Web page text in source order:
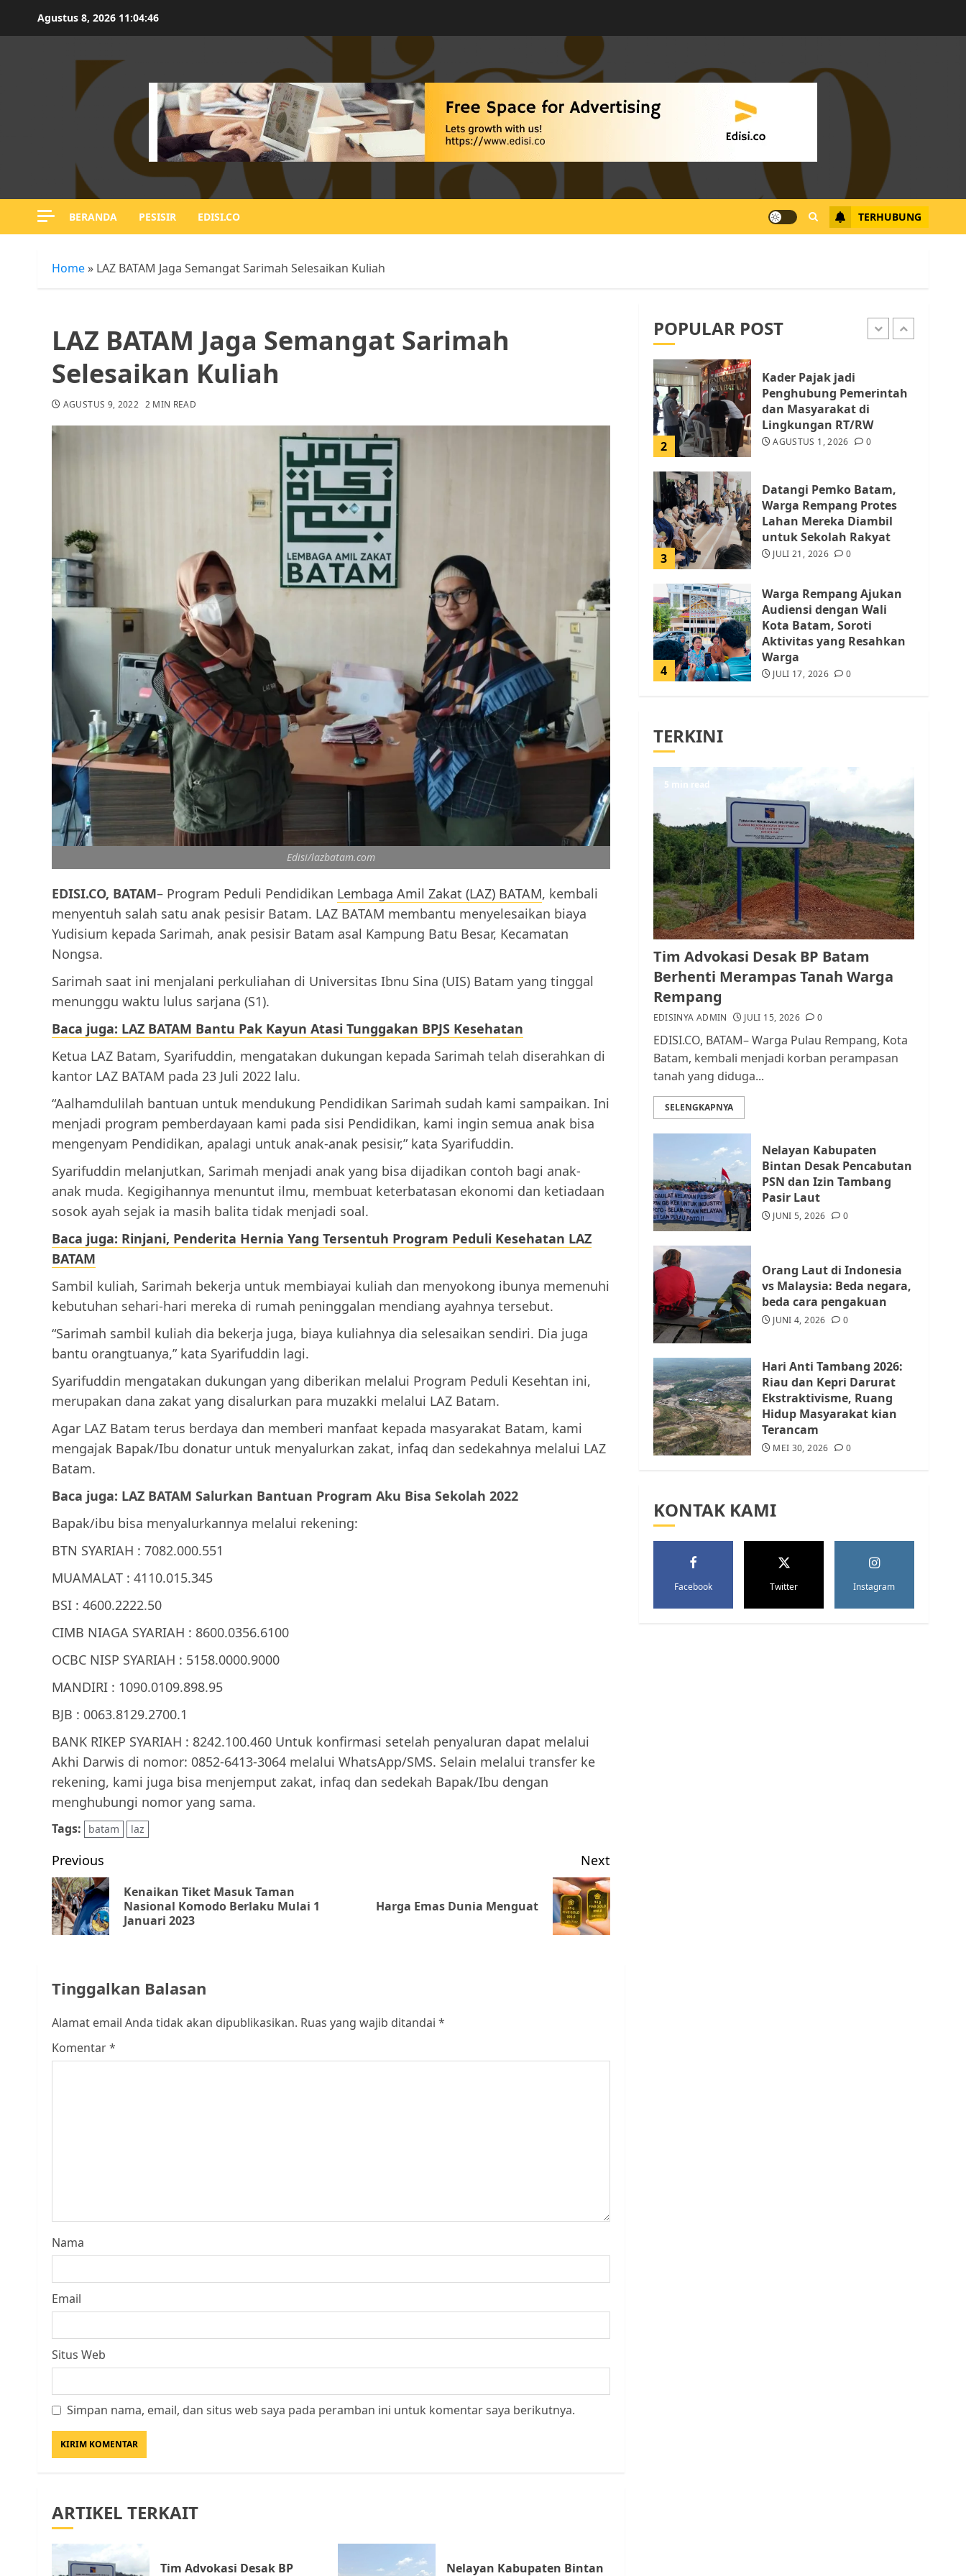
Agustus 8, 2026 11:04:47
BERANDA PESISIR EDISI.CO TERHUBUNG
Home » LAZ BATAM Jaga Semangat Sarimah Selesaikan Kuliah
LAZ BATAM Jaga Semangat Sarimah
Selesaikan Kuliah
AGUSTUS 9, 2022 2 MIN READ
Edisi/lazbatam.com
EDISI.CO, BATAM– Program Peduli Pendidikan Lembaga Amil Zakat (LAZ) BATAM, kembali
menyentuh salah satu anak pesisir Batam. LAZ BATAM membantu menyelesaikan biaya
Yudisium kepada Sarimah, anak pesisir Batam asal Kampung Batu Besar, Kecamatan
Nongsa.
Sarimah saat ini menjalani perkuliahan di Universitas Ibnu Sina (UIS) Batam yang tinggal
menunggu waktu lulus sarjana (S1).
Baca juga: LAZ BATAM Bantu Pak Kayun Atasi Tunggakan BPJS Kesehatan
Ketua LAZ Batam, Syarifuddin, mengatakan dukungan kepada Sarimah telah diserahkan di
kantor LAZ BATAM pada 23 Juli 2022 lalu.
“Aalhamdulilah bantuan untuk mendukung Pendidikan Sarimah sudah kami sampaikan. Ini
menjadi program pemberdayaan kami pada sisi Pendidikan, kami ingin semua anak bisa
mengenyam Pendidikan, apalagi untuk anak-anak pesisir,” kata Syarifuddin.
Syarifuddin melanjutkan, Sarimah menjadi anak yang bisa dijadikan contoh bagi anak-
anak muda. Kegigihannya menuntut ilmu, membuat keterbatasan ekonomi dan ketiadaan
sosok ayah sejak ia masih balita tidak menjadi soal.
Baca juga: Rinjani, Penderita Hernia Yang Tersentuh Program Peduli Kesehatan LAZ
BATAM
Sambil kuliah, Sarimah bekerja untuk membiayai kuliah dan menyokong ibunya memenuhi
kebutuhan sehari-hari mereka di rumah peninggalan mendiang ayahnya tersebut.
“Sarimah sambil kuliah dia bekerja juga, biaya kuliahnya dia selesaikan sendiri. Dia juga
bantu orangtuanya,” kata Syarifuddin lagi.
Syarifuddin mengatakan dukungan yang diberikan melalui Program Peduli Kesehtan ini,
merupakan dana zakat yang disalurkan para muzakki melalui LAZ Batam.
Agar LAZ Batam terus berdaya dan memberi manfaat kepada masyarakat Batam, kami
mengajak Bapak/Ibu donatur untuk menyalurkan zakat, infaq dan sedekahnya melalui LAZ
Batam.
Baca juga: LAZ BATAM Salurkan Bantuan Program Aku Bisa Sekolah 2022
Bapak/ibu bisa menyalurkannya melalui rekening:
BTN SYARIAH : 7082.000.551
MUAMALAT : 4110.015.345
BSI : 4600.2222.50
CIMB NIAGA SYARIAH : 8600.0356.6100
OCBC NISP SYARIAH : 5158.0000.9000
MANDIRI : 1090.0109.898.95
BJB : 0063.8129.2700.1
BANK RIKEP SYARIAH : 8242.100.460 Untuk konfirmasi setelah penyaluran dapat melalui
Akhi Darwis di nomor: 0852-6413-3064 melalui WhatsApp/SMS. Selain melalui transfer ke
rekening, kami juga bisa menjemput zakat, infaq dan sedekah Bapak/Ibu dengan
menghubungi nomor yang sama.
Tags: batam laz
Post
navigation
Previous
Previous
Kenaikan Tiket Masuk Taman
Nasional Komodo Berlaku Mulai 1
Januari 2023
Next
Harga Emas Dunia Menguat
Tinggalkan Balasan
Alamat email Anda tidak akan dipublikasikan. Ruas yang wajib ditandai *
Komentar*
Nama
Email
Situs Web
Simpan nama, email, dan situs web saya pada peramban ini untuk komentar saya berikutnya.
ARTIKEL TERKAIT
Tim Advokasi Desak BP
Nelayan Kabupaten Bintan
POPULAR POST
Warga Rempang Ajukan
Kota Batam, Soroti
Aktivitas yang Resahkan
0
Batam Berhenti
Merampas Tanah Warga
Rempang
JULI 15, 2026
1 AGUSTUS 1, 2026
2
Kader Pajak jadi
Penghubung Pemerintah
dan Masyarakat di
Lingkungan RT/RW
AGUSTUS 1, 2026 0
3
Datangi Pemko Batam,
Warga Rempang Protes
Lahan Mereka Diambil
untuk Sekolah Rakyat
JULI 21, 2026 0
4
Warga Rempang Ajukan
Audiensi dengan Wali
Kota Batam, Soroti
Aktivitas yang Resahkan
Warga
JULI 17, 2026 0
5 JULI 15, 2026
1
Pemko Batam Tegaskan
RT dan RW bukan Petugas
Pendataan dan
Pemungutan Pajak
AGUSTUS 1, 2026 0
2
Kader Pajak jadi
Penghubung Pemerintah
dan Masyarakat di
Lingkungan RT/RW
3
Datangi Pemko Batam,
Warga Rempang Protes
Lahan Mereka Diambil
4
Warga Rempang Ajukan
Audiensi dengan Wali
Kota Batam, Soroti
Aktivitas yang Resahkan
Warga
5
Tim Advokasi Desak BP
Batam Berhenti
Merampas Tanah Warga
Rempang
TERKINI
5 min read
Tim Advokasi Desak BP Batam
Berhenti Merampas Tanah Warga
Rempang
EDISINYA ADMIN JULI 15, 2026 0
EDISI.CO, BATAM– Warga Pulau Rempang, Kota
Batam, kembali menjadi korban perampasan
tanah yang diduga...
SELENGKAPNYA
Nelayan Kabupaten
Bintan Desak Pencabutan
PSN dan Izin Tambang
Pasir Laut
JUNI 5, 2026 0
Orang Laut di Indonesia
vs Malaysia: Beda negara,
beda cara pengakuan
JUNI 4, 2026 0
Hari Anti Tambang 2026:
Riau dan Kepri Darurat
Ekstraktivisme, Ruang
Hidup Masyarakat kian
Terancam
MEI 30, 2026 0
KONTAK KAMI
Facebook Twitter Instagram